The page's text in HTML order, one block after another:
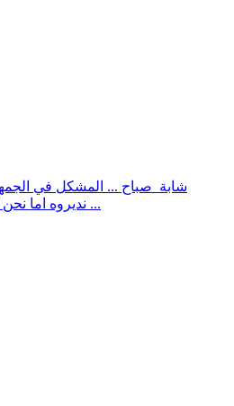
نديروه اما نحن الفنانين نلبي رغبات جمهورنا ...